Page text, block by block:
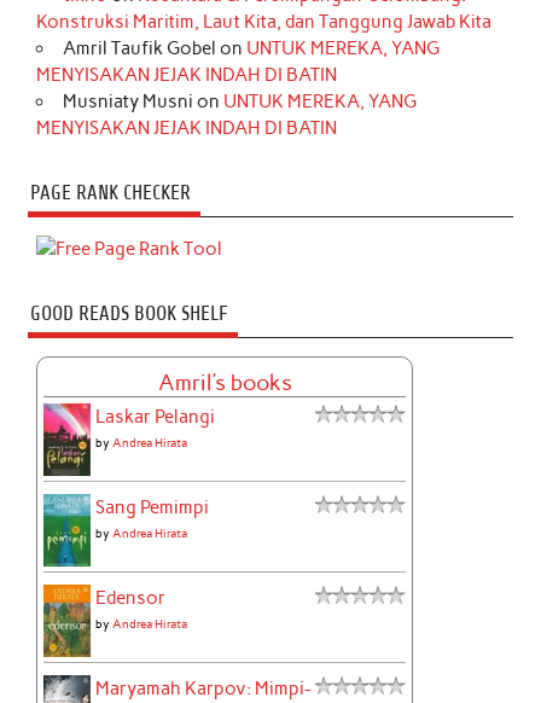
Konstruksi Maritim, Laut Kita, dan Tanggung Jawab Kita
Amril Taufik Gobel on UNTUK MEREKA, YANG
MENYISAKAN JEJAK INDAH DI BATIN
Musniaty Musni on UNTUK MEREKA, YANG
MENYISAKAN JEJAK INDAH DI BATIN
PAGE RANK CHECKER
GOOD READS BOOK SHELF
Amril's books
Laskar Pelangi
byAndrea Hirata
Sang Pemimpi
byAndrea Hirata
Edensor
byAndrea Hirata
Maryamah Karpov: Mimpi-